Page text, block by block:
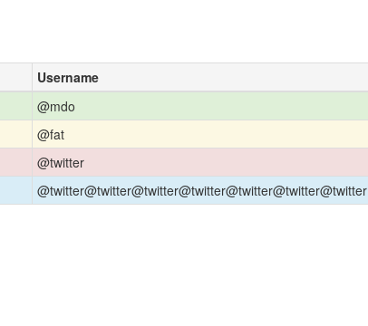
Username
@mdo
@fat
@twitter
@twitter@twitter@twitter@twitter@twitter@twitter@twitter